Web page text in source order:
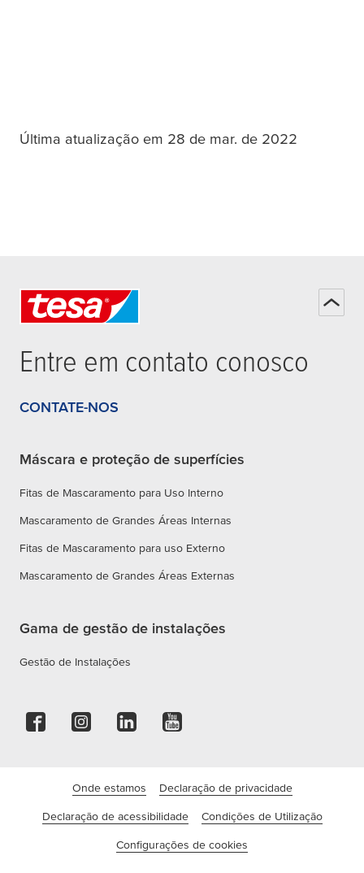
Última atualização em 28 de mar. de 2022
Entre em contato conosco
CONTATE-NOS
Máscara e proteção de superfícies
Fitas de Mascaramento para Uso Interno
Mascaramento de Grandes Áreas Internas
Fitas de Mascaramento para uso Externo
Mascaramento de Grandes Áreas Externas
Gama de gestão de instalações
Gestão de Instalações
Onde estamos Declaração de privacidade
Declaração de acessibilidade Condições de Utilização
Configurações de cookies